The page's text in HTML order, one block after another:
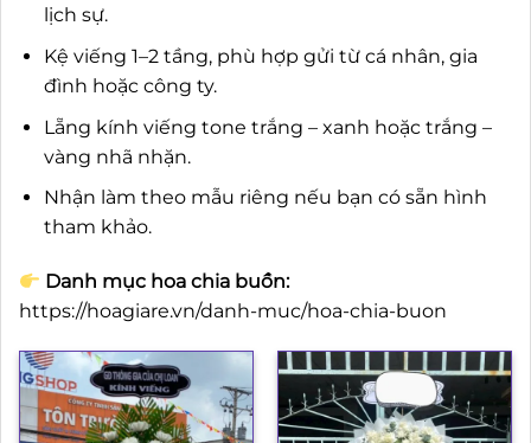
lịch sự.
Kệ viếng 1–2 tầng, phù hợp gửi từ cá nhân, gia
đình hoặc công ty.
Lẵng kính viếng tone trắng – xanh hoặc trắng –
vàng nhã nhặn.
Nhận làm theo mẫu riêng nếu bạn có sẵn hình
tham khảo.
Danh mục hoa chia buồn:
https://hoagiare.vn/danh-muc/hoa-chia-buon